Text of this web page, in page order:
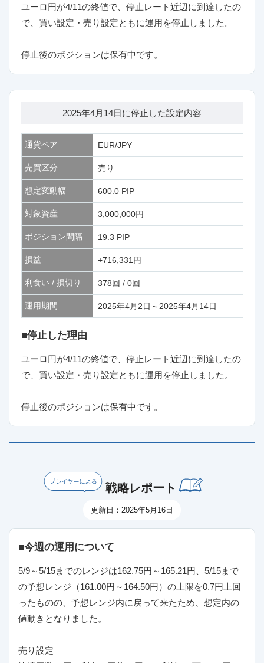
ユーロ円が4/11の終値で、停止レート近辺に到達したの
で、買い設定・売り設定ともに運用を停止しました。
停止後のポジションは保有中です。
2025年4月14日に停止した設定内容
通貨ペア EUR/JPY
売買区分 売り
想定変動幅 600.0 PIP
対象資産 3,000,000円
ポジション間隔 19.3 PIP
損益 +716,331円
利食い / 損切り 378回 / 0回
運用期間 2025年4月2日～2025年4月14日
■停止した理由
ユーロ円が4/11の終値で、停止レート近辺に到達したの
で、買い設定・売り設定ともに運用を停止しました。
停止後のポジションは保有中です。
戦略レポート
更新日：2025年5月16日
■今週の運用について
5/9～5/15までのレンジは162.75円～165.21円、5/15まで
の予想レンジ（161.00円～164.50円）の上限を0.7円上回
ったものの、予想レンジ内に戻って来たため、想定内の
値動きとなりました。
売り設定